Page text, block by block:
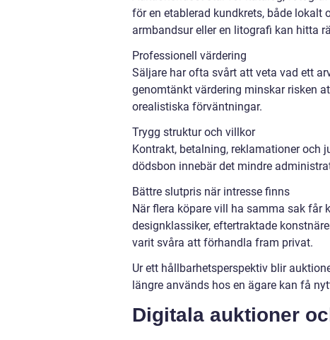
för en etablerad kundkrets, både lokalt
armbandsur eller en litografi kan hitta
Professionell värdering
Säljare har ofta svårt att veta vad ett
genomtänkt värdering minskar risken
orealistiska förväntningar.
Trygg struktur och villkor
Kontrakt, betalning, reklamationer och
dödsbon innebär det mindre
Bättre slutpris när intresse finns
När flera köpare vill ha samma sak får
designklassiker, eftertraktade
varit svåra att förhandla fram privat.
Ur ett hållbarhetsperspektiv blir
längre används hos en ägare kan få
Digitala auktioner